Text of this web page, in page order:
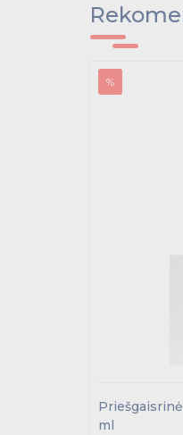
%
ml